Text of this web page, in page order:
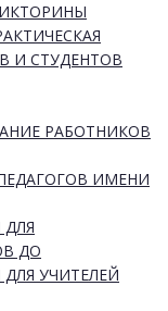
И СТУДЕНТОВ
РАБОТНИКОВ
ИМЕНИ
ДО
УЧИТЕЛЕЙ